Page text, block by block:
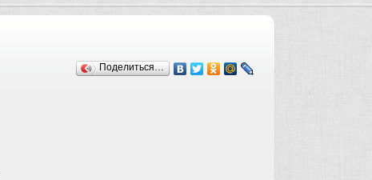
Поделиться…